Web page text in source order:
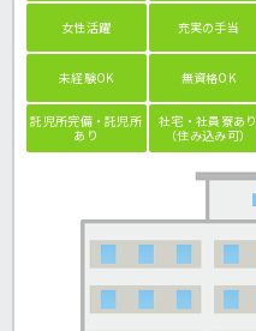
女性活躍 充実の手当
未経験OK 無資格OK
託児所完備・託児所
あり
社宅・社員寮あり
（住み込み可）